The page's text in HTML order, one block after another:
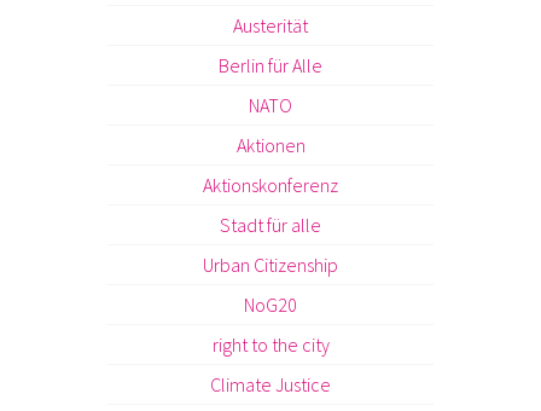
Austerität
Berlin für Alle
NATO
Aktionen
Aktionskonferenz
Stadt für alle
Urban Citizenship
NoG20
right to the city
Climate Justice